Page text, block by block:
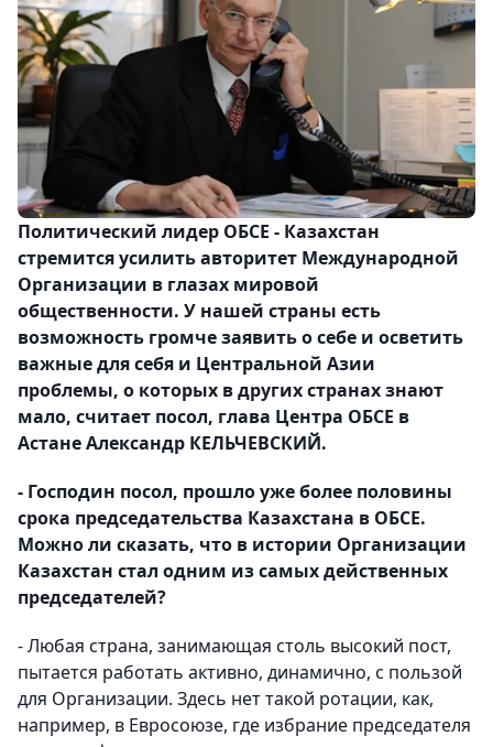
Политический лидер ОБСЕ - Казахстан
стремится усилить авторитет Международной
Организации в глазах мировой
общественности. У нашей страны есть
возможность громче заявить о себе и осветить
важные для себя и Центральной Азии
проблемы, о которых в других странах знают
мало, считает посол, глава Центра ОБСЕ в
Астане Александр КЕЛЬЧЕВСКИЙ.
- Господин посол, прошло уже более половины
срока председательства Казахстана в ОБСЕ.
Можно ли сказать, что в истории Организации
Казахстан стал одним из самых действенных
председателей?
- Любая страна, занимающая столь высокий пост,
пытается работать активно, динамично, с пользой
для Организации. Здесь нет такой ротации, как,
например, в Евросоюзе, где избрание председателя